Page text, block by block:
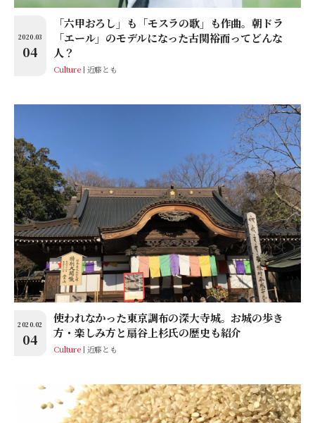
2020.03
04
「六甲おろし」も「モスラの歌」も作曲。朝ドラ
「エール」のモデルになった古関裕而ってどんな
人？
Culture 近藤とも
2020.02
04
使われなかった東京調布の深大寺城。お城の歩き
方・楽しみ方と扇谷上杉氏の歴史も紹介
Culture 近藤とも